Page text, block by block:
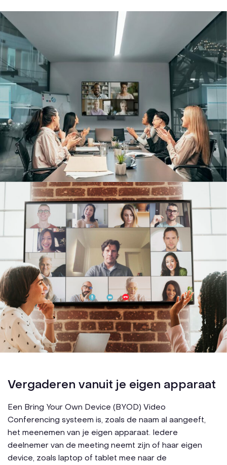
Vergaderen vanuit je eigen apparaat
Een Bring Your Own Device (BYOD) Video
Conferencing systeem is, zoals de naam al aangeeft,
het meenemen van je eigen apparaat. Iedere
deelnemer van de meeting neemt zijn of haar eigen
device, zoals laptop of tablet mee naar de